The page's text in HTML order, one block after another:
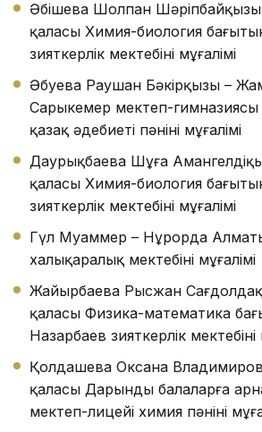
Әбішева Шолпан
қаласы Химия-биология
зияткерлік мектебінің мұғалімі
Әбуева Раушан Бәкірқызы –
Сарыкемер мектеп-гимназиясы
қазақ әдебиеті пәнінің мұғалімі
Даурықбаева Шұға
қаласы Химия-биология
зияткерлік мектебінің мұғалімі
Гүл Муаммер – Нұрорда
халықаралық мектебінің мұғалімі
Жайырбаева Рысжан
қаласы Физика-математика
Назарбаев зияткерлік мектебінің
Қолдашева Оксана
қаласы Дарынды балаларға
мектеп-лицейі химия пәнінің